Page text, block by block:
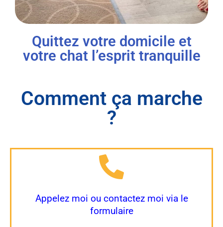
Quittez votre domicile et
votre chat l’esprit tranquille
Comment ça marche
?
Appelez moi ou contactez moi via le
formulaire